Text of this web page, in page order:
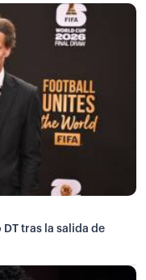
tras la salida de